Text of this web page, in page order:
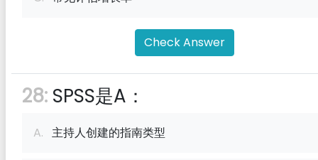
Check Answer
28: SPSS是A：
A. 主持人创建的指南类型